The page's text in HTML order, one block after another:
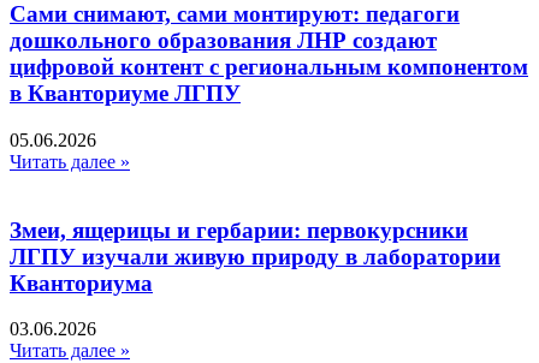
Сами снимают, сами монтируют: педагоги
дошкольного образования ЛНР создают
цифровой контент с региональным компонентом
в Кванториуме ЛГПУ​
05.06.2026
Читать далее »
Змеи, ящерицы и гербарии: первокурсники
ЛГПУ изучали живую природу в лаборатории
Кванториума
03.06.2026
Читать далее »